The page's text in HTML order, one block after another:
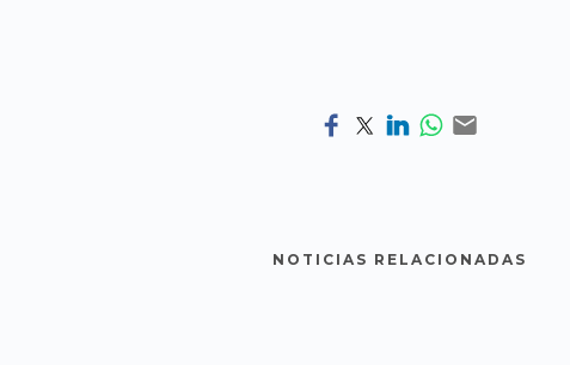
NOTICIAS RELACIONADAS